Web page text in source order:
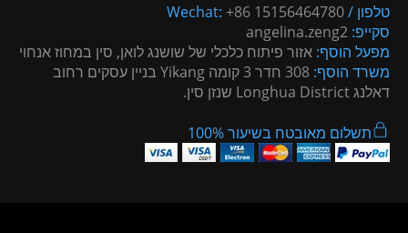
טלפון / Wechat:+86 15156464780
סקייפ:
מפעל הוסף: אזור פיתוח כלכלי של שושנג לואן, סין במחוז אנחוי
משרד הוסף:
308 חדר 3 קומה Yikang בניין עסקים רחוב
דאלנג Longhua District שנזן סין.
תשלום מאובטח בשיעור 100%